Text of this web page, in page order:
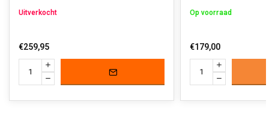
Uitverkocht
€259,95
Op voorraad
€179,00